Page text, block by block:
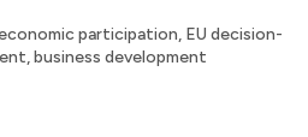
participation, EU decision-